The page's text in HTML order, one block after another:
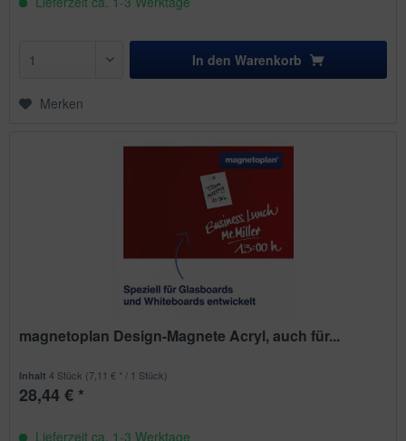
In den Warenkorb
Merken
magnetoplan Design-Magnete Acryl, auch für...
Inhalt4 Stück (7,11 € * / 1 Stück)
28,44 € *
Lieferzeit ca. 1-3 Werktage